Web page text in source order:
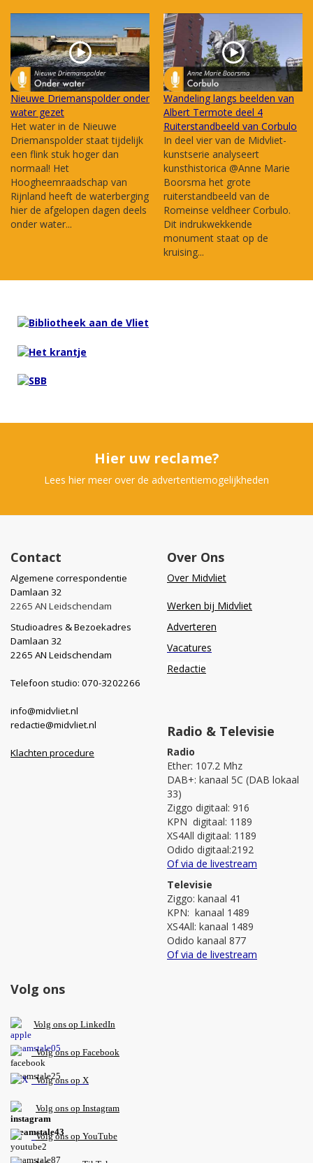
Nieuwe Driemanspolder onder
water gezet
Het water in de Nieuwe
Driemanspolder staat tijdelijk
een flink stuk hoger dan
normaal! Het
Hoogheemraadschap van
Rijnland heeft de waterberging
hier de afgelopen dagen deels
onder water...
Wandeling langs beelden van
Albert Termote deel 4
Ruiterstandbeeld van Corbulo
In deel vier van de Midvliet-
kunstserie analyseert
kunsthistorica @Anne Marie
Boorsma het grote
ruiterstandbeeld van de
Romeinse veldheer Corbulo.
Dit indrukwekkende
monument staat op de
kruising...
Hier uw reclame?
Lees hier meer over de advertentiemogelijkheden
Contact
Algemene correspondentie
Damlaan 32
2265 AN Leidschendam
Studioadres & Bezoekadres
Damlaan 32
2265 AN Leidschendam
Telefoon studio: 070-3202266
info@midvliet.nl
redactie@midvliet.nl
Klachten procedure
Over Ons
Over Midvliet
Werken bij Midvliet
Adverteren
Vacatures
Redactie
Radio & Televisie
Radio
Ether: 107.2 Mhz
DAB+: kanaal 5C (DAB lokaal
33)
Ziggo digitaal: 916
KPN digitaal: 1189
XS4All digitaal: 1189
Odido digitaal:2192
Of via de livestream
Televisie
Ziggo: kanaal 41
KPN: kanaal 1489
XS4All: kanaal 1489
Odido kanaal 877
Of via de livestream
Volg ons
Volg ons op LinkedIn
Volg ons op Facebook
Volg ons op X
Volg ons op Instagram
Volgons op YouTube